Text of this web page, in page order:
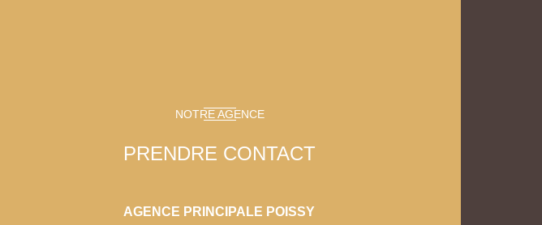
NOTRE AGENCE
PRENDRE CONTACT
AGENCE PRINCIPALE POISSY